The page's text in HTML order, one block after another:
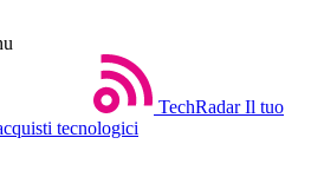
TechRadar Il tuo
tecnologici